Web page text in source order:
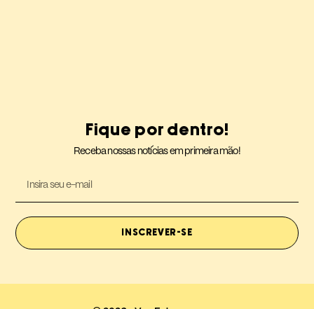
Fique por dentro!
Receba nossas notícias em primeira mão!
INSCREVER-SE